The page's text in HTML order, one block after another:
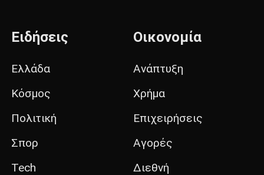
Ειδήσεις
Ελλάδα
Κόσμος
Πολιτική
Σπορ
Tech
Οικονομία
Ανάπτυξη
Χρήμα
Επιχειρήσεις
Αγορές
Διεθνή